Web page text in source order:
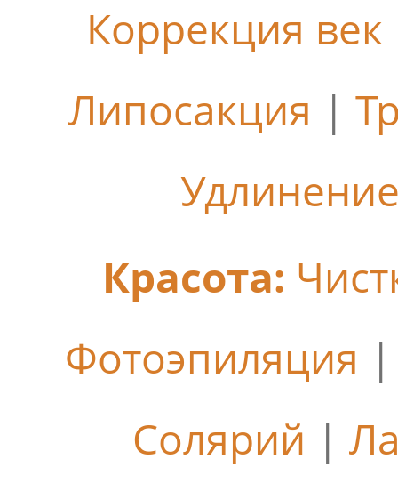
Коррекция век
Липосакция |
Красота:
Фотоэпиляция
Солярий |